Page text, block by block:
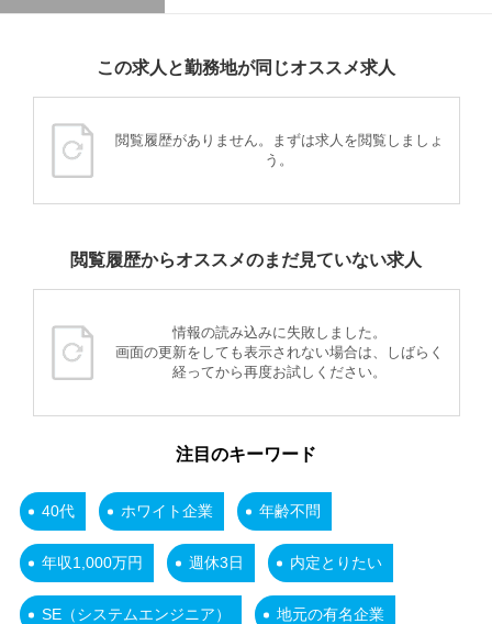
この求人と勤務地が同じオススメ求人
閲覧履歴がありません。まずは求人を閲覧しましょ
う。
閲覧履歴からオススメのまだ見ていない求人
情報の読み込みに失敗しました。
画面の更新をしても表示されない場合は、しばらく
経ってから再度お試しください。
注目のキーワード
40代 ホワイト企業 年齢不問
年収1,000万円 週休3日 内定とりたい
SE（システムエンジニア） 地元の有名企業